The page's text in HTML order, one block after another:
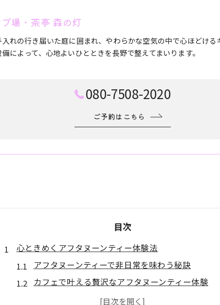
場・茶亭 森の灯
れの行き届いた庭に囲まれ、やわらかな空気の中で心ほどけ
によって、心地よいひとときを長野で整えてまいります。
080-7508-2020
ご予約はこちら
目次
心ときめくアフタヌーンティー体験法
アフタヌーンティーで非日常を味わう秘訣
カフェで叶える贅沢なアフタヌーンティー体験
季節感あふれるアフタヌーンティーの魅力